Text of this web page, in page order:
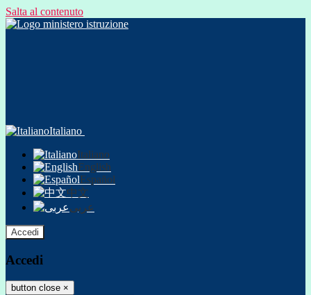
Salta al contenuto
Italiano
Italiano
English
Español
中文
عربى
Accedi
Accedi
button close ×